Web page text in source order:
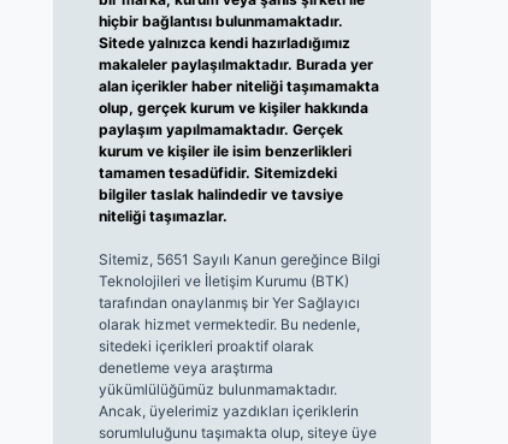
hiçbir bağlantısı bulunmamaktadır.
Sitede yalnızca kendi hazırladığımız
makaleler paylaşılmaktadır. Burada yer
alan içerikler haber niteliği taşımamakta
olup, gerçek kurum ve kişiler hakkında
paylaşım yapılmamaktadır. Gerçek
kurum ve kişiler ile isim benzerlikleri
tamamen tesadüfidir. Sitemizdeki
bilgiler taslak halindedir ve tavsiye
niteliği taşımazlar.
Sitemiz, 5651 Sayılı Kanun gereğince Bilgi
Teknolojileri ve İletişim Kurumu (BTK)
tarafından onaylanmış bir Yer Sağlayıcı
olarak hizmet vermektedir. Bu nedenle,
sitedeki içerikleri proaktif olarak
denetleme veya araştırma
yükümlülüğümüz bulunmamaktadır.
Ancak, üyelerimiz yazdıkları içeriklerin
sorumluluğunu taşımakta olup, siteye üye